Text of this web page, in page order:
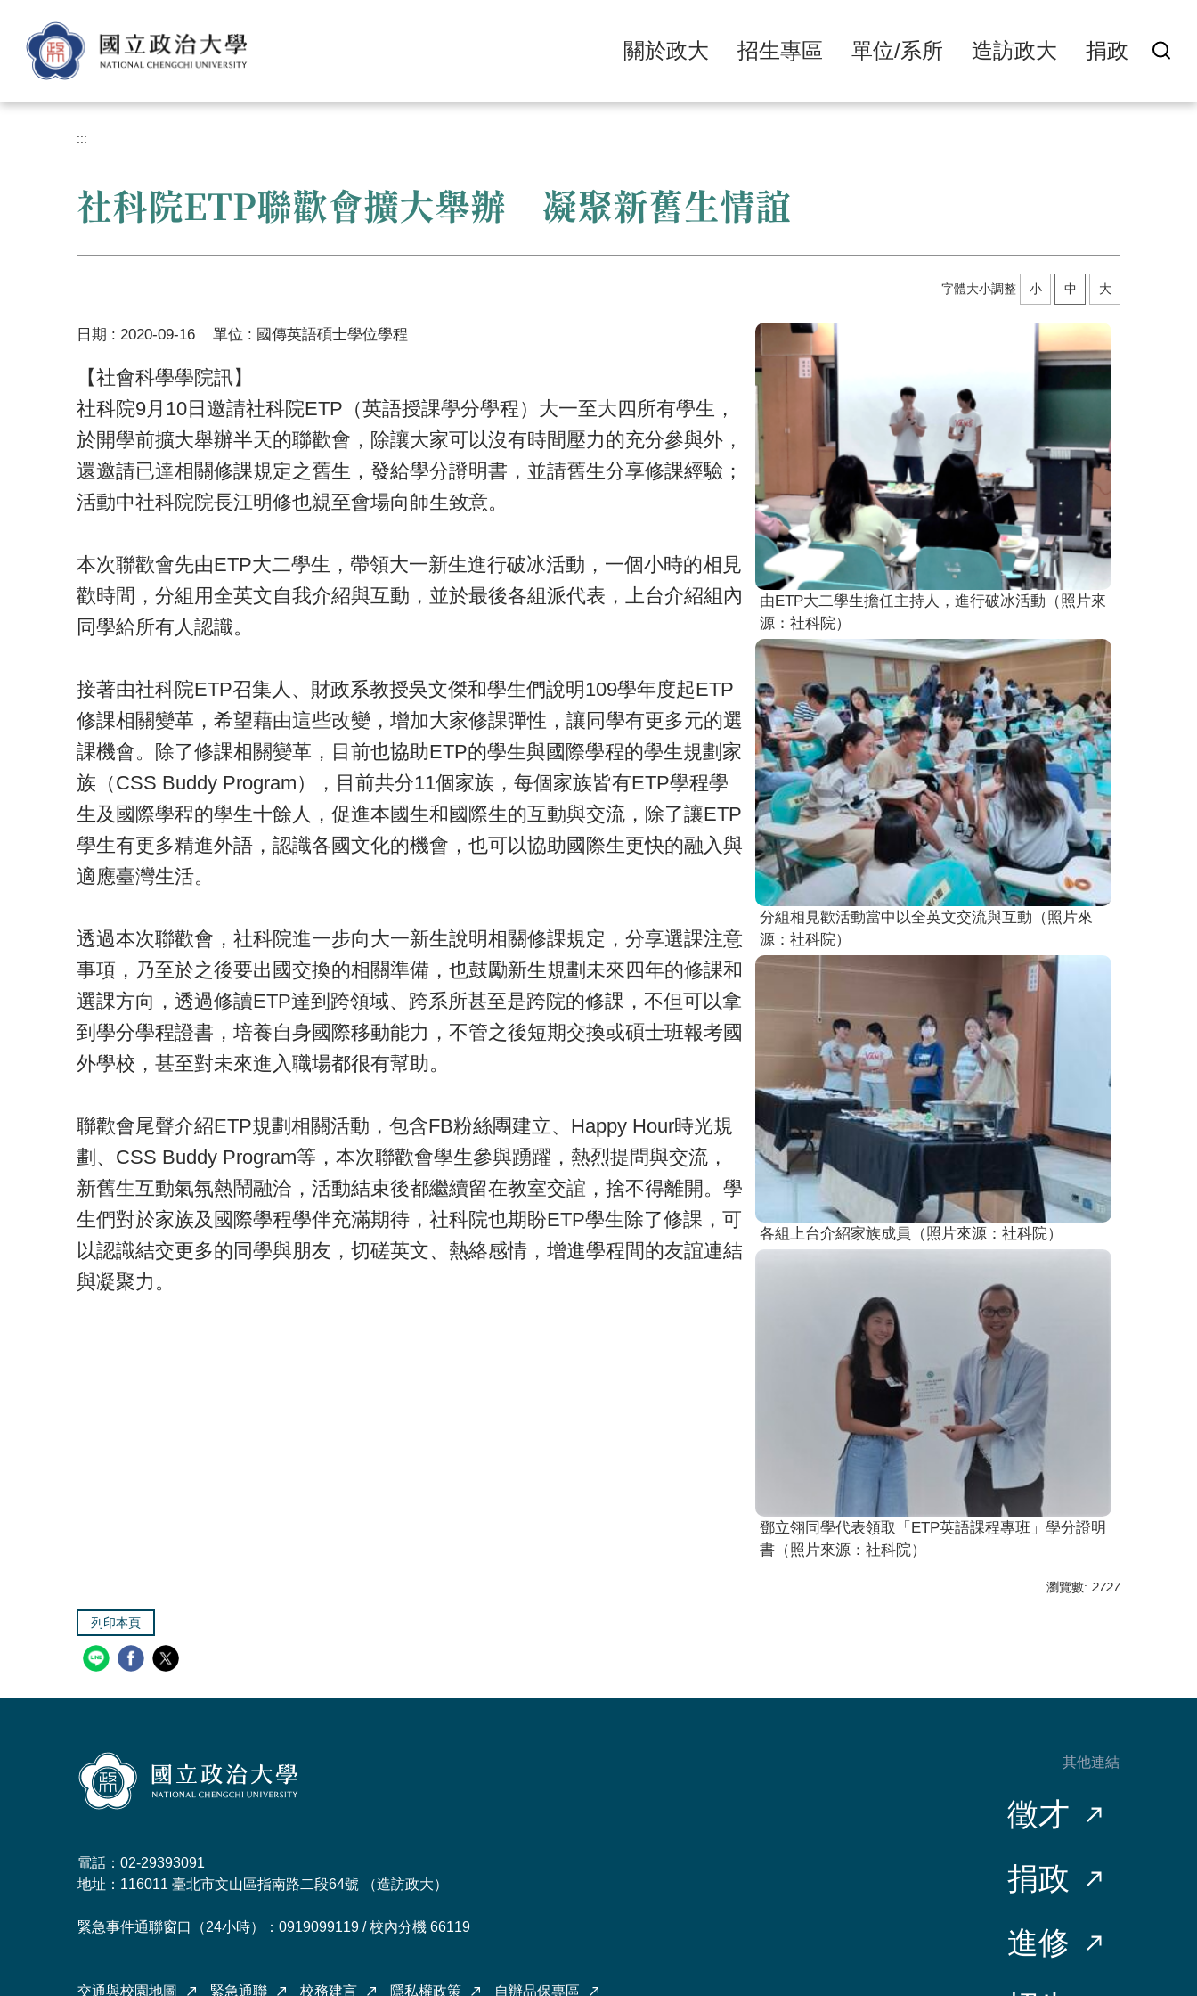
容
關於政大 招生專區 單位/系所 造訪政大 捐政
:::
社科院ETP聯歡會擴大舉辦 凝聚新舊生情誼
字體大小調整 小 中 大
由ETP大二學生擔任主持人，進行破冰活動（照片來
源：社科院）
分組相見歡活動當中以全英文交流與互動（照片來
源：社科院）
各組上台介紹家族成員（照片來源：社科院）
鄧立翎同學代表領取「ETP英語課程專班」學分證明
書（照片來源：社科院）
日期 : 2020-09-16 單位 : 國傳英語碩士學位學程
【社會科學學院訊】
社科院9月10日邀請社科院ETP（英語授課學分學程）大一至大四所有學生，
於開學前擴大舉辦半天的聯歡會，除讓大家可以沒有時間壓力的充分參與外，
還邀請已達相關修課規定之舊生，發給學分證明書，並請舊生分享修課經驗；
活動中社科院院長江明修也親至會場向師生致意。
本次聯歡會先由ETP大二學生，帶領大一新生進行破冰活動，一個小時的相見
歡時間，分組用全英文自我介紹與互動，並於最後各組派代表，上台介紹組內
同學給所有人認識。
接著由社科院ETP召集人、財政系教授吳文傑和學生們說明109學年度起ETP
修課相關變革，希望藉由這些改變，增加大家修課彈性，讓同學有更多元的選
課機會。除了修課相關變革，目前也協助ETP的學生與國際學程的學生規劃家
族（CSS Buddy Program），目前共分11個家族，每個家族皆有ETP學程學
生及國際學程的學生十餘人，促進本國生和國際生的互動與交流，除了讓ETP
學生有更多精進外語，認識各國文化的機會，也可以協助國際生更快的融入與
適應臺灣生活。
透過本次聯歡會，社科院進一步向大一新生說明相關修課規定，分享選課注意
事項，乃至於之後要出國交換的相關準備，也鼓勵新生規劃未來四年的修課和
選課方向，透過修讀ETP達到跨領域、跨系所甚至是跨院的修課，不但可以拿
到學分學程證書，培養自身國際移動能力，不管之後短期交換或碩士班報考國
外學校，甚至對未來進入職場都很有幫助。
聯歡會尾聲介紹ETP規劃相關活動，包含FB粉絲團建立、Happy Hour時光規
劃、CSS Buddy Program等，本次聯歡會學生參與踴躍，熱烈提問與交流，
新舊生互動氣氛熱鬧融洽，活動結束後都繼續留在教室交誼，捨不得離開。學
生們對於家族及國際學程學伴充滿期待，社科院也期盼ETP學生除了修課，可
以認識結交更多的同學與朋友，切磋英文、熱絡感情，增進學程間的友誼連結
與凝聚力。
瀏覽數: 2727
列印本頁
電話：02-29393091
地址：116011 臺北市文山區指南路二段64號 （造訪政大）
緊急事件通聯窗口（24小時）：0919099119 / 校內分機 66119
交通與校園地圖 緊急通聯 校務建言 隱私權政策 自辦品保專區
其他連結
徵才
捐政
進修